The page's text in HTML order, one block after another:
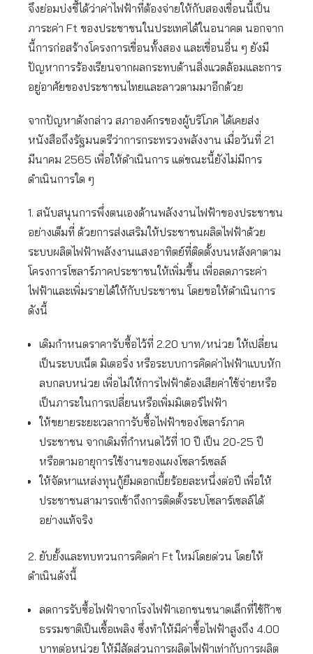
จึงย่อมบ่งชี้ได้ว่าค่าไฟฟ้าที่ต้องจ่ายให้กับสองเขื่อนนี้เป็น
ภาระค่า Ft ของประชาชนในประเทศได้ในอนาคต นอกจาก
นี้การก่อสร้างโครงการเขื่อนทั้งสอง และเขื่อนอื่น ๆ ยังมี
ปัญหาการร้องเรียนจากผลกระทบด้านสิ่งแวดล้อมและการ
อยู่อาศัยของประชาชนไทยและลาวตามมาอีกด้วย
จากปัญหาดังกล่าว สภาองค์กรของผู้บริโภค ได้เคยส่ง
หนังสือถึงรัฐมนตรีว่าการกระทรวงพลังงาน เมื่อวันที่ 21
มีนาคม 2565 เพื่อให้ดำเนินการ แต่ขณะนี้ยังไม่มีการ
ดำเนินการใด ๆ
1. สนับสนุนการพึ่งตนเองด้านพลังงานไฟฟ้าของประชาชน
อย่างเต็มที่ ด้วยการส่งเสริมให้ประชาชนผลิตไฟฟ้าด้วย
ระบบผลิตไฟฟ้าพลังงานแสงอาทิตย์ที่ติดตั้งบนหลังคาตาม
โครงการโซลาร์ภาคประชาชนให้เพิ่มขึ้น เพื่อลดภาระค่า
ไฟฟ้าและเพิ่มรายได้ให้กับประชาชน โดยขอให้ดำเนินการ
ดังนี้
เดิมกำหนดราคารับซื้อไว้ที่ 2.20 บาท/หน่วย ให้เปลี่ยน
เป็นระบบเน็ต มิเตอริ่ง หรือระบบการคิดค่าไฟฟ้าแบบหัก
ลบกลบหน่วย เพื่อไม่ให้การไฟฟ้าต้องเสียค่าใช้จ่ายหรือ
เป็นภาระในการเปลี่ยนหรือเพิ่มมิเตอร์ไฟฟ้า
ให้ขยายระยะเวลาการับซื้อไฟฟ้าของโซลาร์ภาค
ประชาชน จากเดิมที่กำหนดไว้ที่ 10 ปี เป็น 20-25 ปี
หรือตามอายุการใช้งานของแผงโซลาร์เซลล์
ให้จัดหาแหล่งทุนกู้ยืมดอกเบี้ยร้อยละหนึ่งต่อปี เพื่อให้
ประชาชนสามารถเข้าถึงการติดตั้งระบโซลาร์เซลล์ได้
อย่างแท้จริง
2. ยับยั้งและทบทวนการคิดค่า Ft ใหม่โดยด่วน โดยให้
ดำเนินดังนี้
ลดการรับซื้อไฟฟ้าจากโรงไฟฟ้าเอกชนขนาดเล็กที่ใช้ก๊าซ
ธรรมชาติเป็นเชื้อเพลิง ซึ่งทำให้มีค่าซื้อไฟฟ้าสูงถึง 4.00
บาทต่อหน่วย ให้มีสัดส่วนการผลิตไฟฟ้าเท่ากับการผลิต